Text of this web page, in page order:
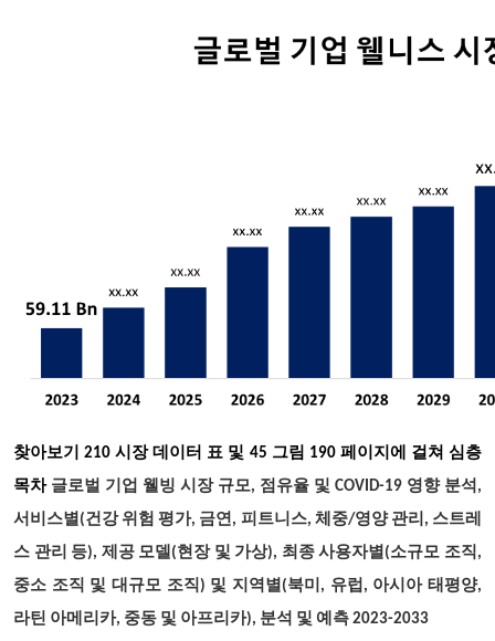
찾아보기
210 시장 데이터 표 및 45 그림 190 페이지에 걸쳐 심층
목차 글로벌 기업 웰빙 시장 규모, 점유율 및 COVID-19 영향 분석,
서비스별(건강 위험 평가, 금연, 피트니스, 체중/영양 관리, 스트레
스 관리 등), 제공 모델(현장 및 가상), 최종 사용자별(소규모 조직,
중소 조직 및 대규모 조직) 및 지역별(북미, 유럽, 아시아 태평양,
라틴 아메리카, 중동 및 아프리카), 분석 및 예측 2023-2033